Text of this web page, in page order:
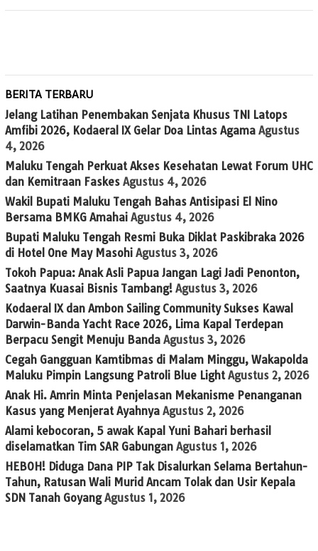
BERITA TERBARU
Jelang Latihan Penembakan Senjata Khusus TNI Latops
Amfibi 2026, Kodaeral IX Gelar Doa Lintas Agama Agustus
4, 2026
Maluku Tengah Perkuat Akses Kesehatan Lewat Forum UHC
dan Kemitraan Faskes Agustus 4, 2026
Wakil Bupati Maluku Tengah Bahas Antisipasi El Nino
Bersama BMKG Amahai Agustus 4, 2026
Bupati Maluku Tengah Resmi Buka Diklat Paskibraka 2026
di Hotel One May Masohi Agustus 3, 2026
Tokoh Papua: Anak Asli Papua Jangan Lagi Jadi Penonton,
Saatnya Kuasai Bisnis Tambang! Agustus 3, 2026
Kodaeral IX dan Ambon Sailing Community Sukses Kawal
Darwin-Banda Yacht Race 2026, Lima Kapal Terdepan
Berpacu Sengit Menuju Banda Agustus 3, 2026
Cegah Gangguan Kamtibmas di Malam Minggu, Wakapolda
Maluku Pimpin Langsung Patroli Blue Light Agustus 2, 2026
Anak Hi. Amrin Minta Penjelasan Mekanisme Penanganan
Kasus yang Menjerat Ayahnya Agustus 2, 2026
Alami kebocoran, 5 awak Kapal Yuni Bahari berhasil
diselamatkan Tim SAR Gabungan Agustus 1, 2026
HEBOH! Diduga Dana PIP Tak Disalurkan Selama Bertahun-
Tahun, Ratusan Wali Murid Ancam Tolak dan Usir Kepala
SDN Tanah Goyang Agustus 1, 2026